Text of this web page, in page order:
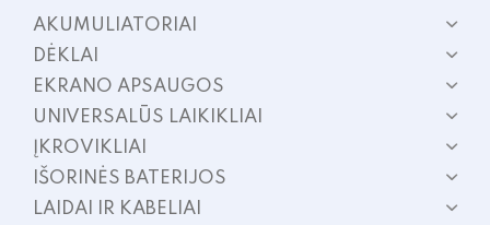
AKUMULIATORIAI
DĖKLAI
EKRANO APSAUGOS
UNIVERSALŪS LAIKIKLIAI
ĮKROVIKLIAI
IŠORINĖS BATERIJOS
LAIDAI IR KABELIAI